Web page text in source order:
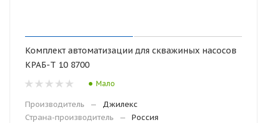
Комплект автоматизации для скважиных насосов
КРАБ-Т 10 8700
Мало
Производитель —
Джилекс
Страна-производитель
—
Россия